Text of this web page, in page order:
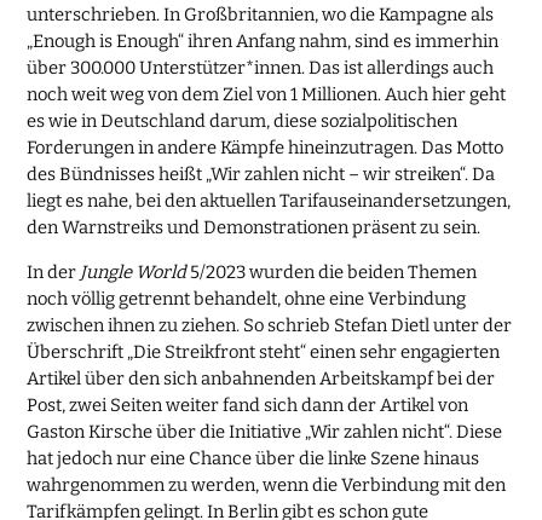
unterschrieben. In Großbritannien, wo die Kampagne als
„Enough is Enough“ ihren Anfang nahm, sind es immerhin
über 300.000 Unterstützer*innen. Das ist allerdings auch
noch weit weg von dem Ziel von 1 Millionen. Auch hier geht
es wie in Deutschland darum, diese sozialpolitischen
Forderungen in andere Kämpfe hineinzutragen. Das Motto
des Bündnisses heißt „Wir zahlen nicht – wir streiken“. Da
liegt es nahe, bei den aktuellen Tarifauseinandersetzungen,
den Warnstreiks und Demonstrationen präsent zu sein.
In der Jungle World5/2023 wurden die beiden Themen
noch völlig getrennt behandelt, ohne eine Verbindung
zwischen ihnen zu ziehen. So schrieb Stefan Dietl unter der
Überschrift „Die Streikfront steht“ einen sehr engagierten
Artikel über den sich anbahnenden Arbeitskampf bei der
Post, zwei Seiten weiter fand sich dann der Artikel von
Gaston Kirsche über die Initiative „Wir zahlen nicht“. Diese
hat jedoch nur eine Chance über die linke Szene hinaus
wahrgenommen zu werden, wenn die Verbindung mit den
Tarifkämpfen gelingt. In Berlin gibt es schon gute